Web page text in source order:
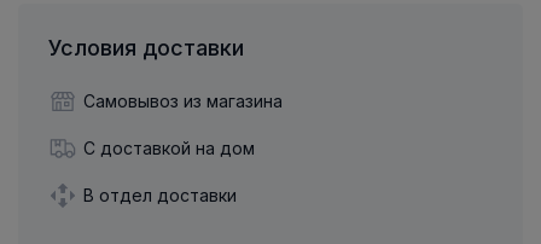
Условия доставки
Самовывоз из магазина
С доставкой на дом
В отдел доставки